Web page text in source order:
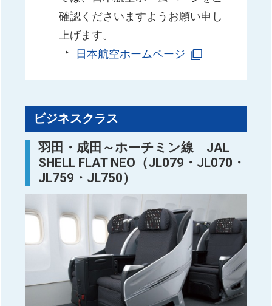
確認くださいますようお願い申し
上げます。
日本航空ホームページ
ビジネスクラス
羽田・成田～ホーチミン線 JAL
SHELL FLAT NEO（JL079・JL070・
JL759・JL750）